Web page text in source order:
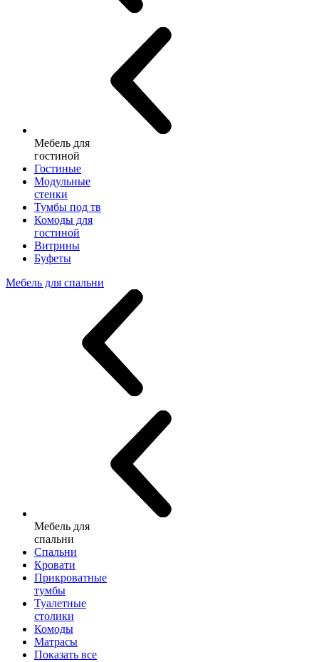
Мебель для
гостиной
Гостиные
Модульные
стенки
Тумбы под тв
Комоды для
гостиной
Витрины
Буфеты
Мебель для спальни
Мебель для
спальни
Спальни
Кровати
Прикроватные
тумбы
Туалетные
столики
Комоды
Матрасы
Показать все